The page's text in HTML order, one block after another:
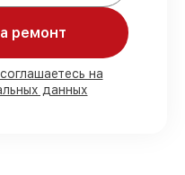
исполняются
к установке в
ремонт
на
данных